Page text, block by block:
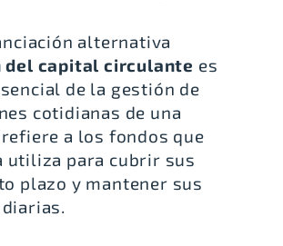
del capital circulante es
de la gestión de
cotidianas de una
refiere a los fondos que
utiliza para cubrir sus
plazo y mantener sus